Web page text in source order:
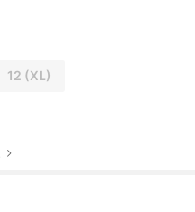
12 (XL)